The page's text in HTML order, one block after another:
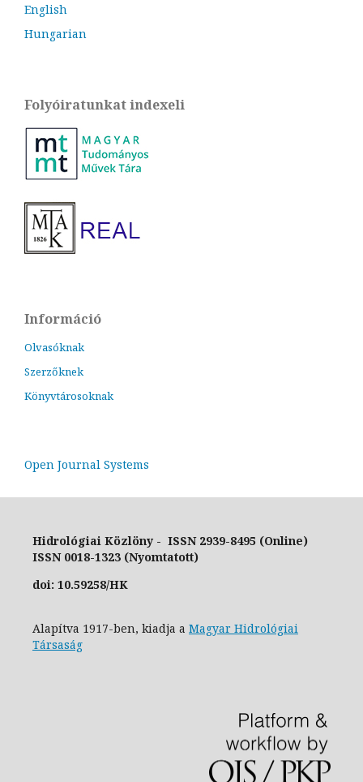
English
Hungarian
Folyóiratunkat indexeli
Információ
Olvasóknak
Szerzőknek
Könyvtárosoknak
Open Journal Systems
Hidrológiai Közlöny - ISSN 2939-8495 (Online)
ISSN 0018-1323 (Nyomtatott)
doi: 10.59258/HK
Alapítva 1917-ben, kiadja a Magyar Hidrológiai
Társaság